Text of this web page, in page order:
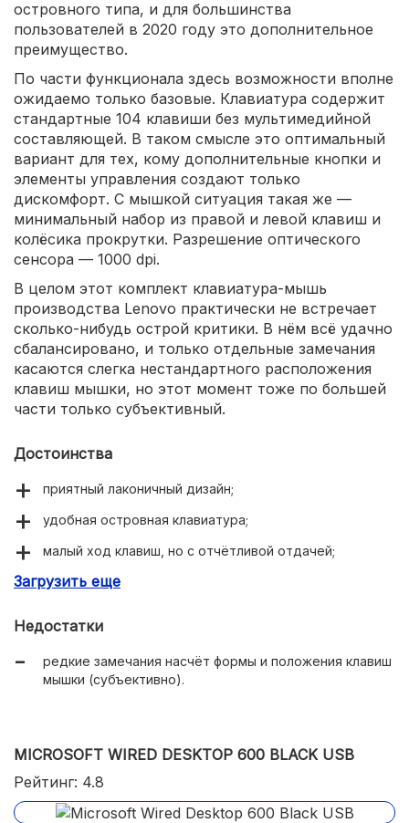
островного типа, и для большинства
пользователей в 2020 году это дополнительное
преимущество.
По части функционала здесь возможности вполне
ожидаемо только базовые. Клавиатура содержит
стандартные 104 клавиши без мультимедийной
составляющей. В таком смысле это оптимальный
вариант для тех, кому дополнительные кнопки и
элементы управления создают только
дискомфорт. С мышкой ситуация такая же —
минимальный набор из правой и левой клавиш и
колёсика прокрутки. Разрешение оптического
сенсора — 1000 dpi.
В целом этот комплект клавиатура-мышь
производства Lenovo практически не встречает
сколько-нибудь острой критики. В нём всё удачно
сбалансировано, и только отдельные замечания
касаются слегка нестандартного расположения
клавиш мышки, но этот момент тоже по большей
части только субъективный.
Достоинства
приятный лаконичный дизайн;
удобная островная клавиатура;
малый ход клавиш, но с отчётливой отдачей;
добротное качество материалов и сборки;
Загрузить еще
Недостатки
редкие замечания насчёт формы и положения клавиш
мышки (субъективно).
MICROSOFT WIRED DESKTOP 600 BLACK USB
Рейтинг: 4.8